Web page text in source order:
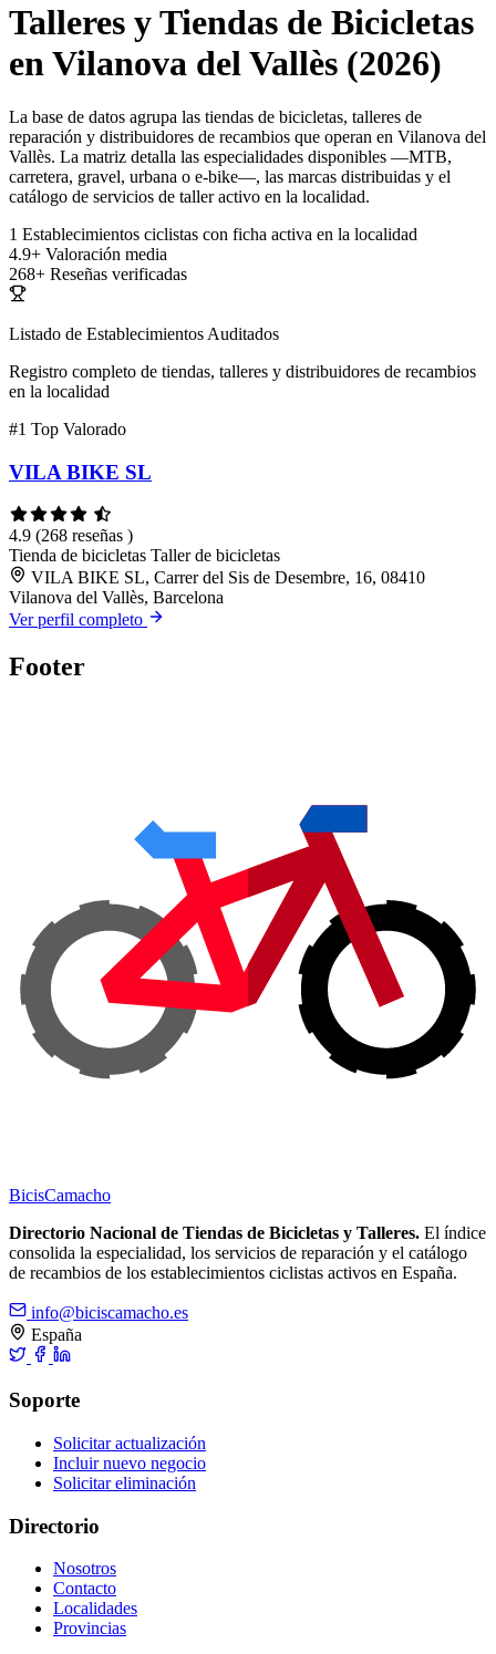
Talleres y Tiendas de Bicicletas
en Vilanova del Vallès (2026)
La base de datos agrupa las tiendas de bicicletas, talleres de
reparación y distribuidores de recambios que operan en Vilanova del
Vallès. La matriz detalla las especialidades disponibles —MTB,
carretera, gravel, urbana o e-bike—, las marcas distribuidas y el
catálogo de servicios de taller activo en la localidad.
1 Establecimientos ciclistas con ficha activa en la localidad
4.9+ Valoración media
268+ Reseñas verificadas
Listado de Establecimientos Auditados
Registro completo de tiendas, talleres y distribuidores de recambios
en la localidad
#1 Top Valorado
VILA BIKE SL
4.9 (268 reseñas )
Tienda de bicicletas Taller de bicicletas
VILA BIKE SL, Carrer del Sis de Desembre, 16, 08410
Vilanova del Vallès, Barcelona
Ver perfil completo
Footer
BicisCamacho
Directorio Nacional de Tiendas de Bicicletas y Talleres. El índice
consolida la especialidad, los servicios de reparación y el catálogo
de recambios de los establecimientos ciclistas activos en España.
info@biciscamacho.es
España
Soporte
Solicitar actualización
Incluir nuevo negocio
Solicitar eliminación
Directorio
Nosotros
Contacto
Localidades
Provincias